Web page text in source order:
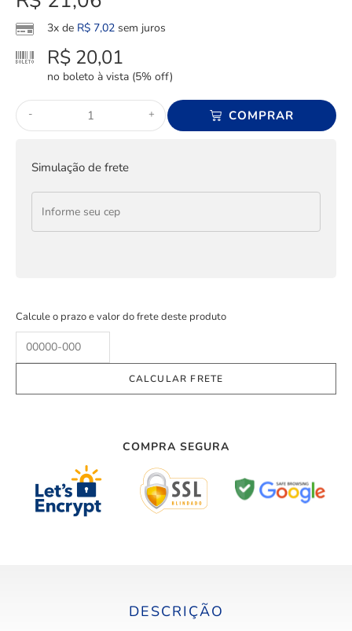
3x de R$ 7,02 sem juros
R$ 20,01
no boleto à vista (5% off)
- + COMPRAR
Simulação de frete
Calcule o prazo e valor do frete deste produto
COMPRA SEGURA
DESCRIÇÃO